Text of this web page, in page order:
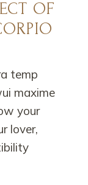
OF
temp
maxime
your
lover,